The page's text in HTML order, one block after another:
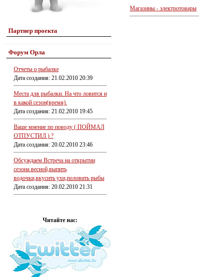
Партнер проекта
Форум Орла
Отчеты о рыбалке
Дата создания: 21.02.2010 20:39
Места для рыбалки. На что ловится и
в какой сезон(время).
Дата создания: 21.02.2010 19:45
Ваше мнение по поводу ( ПОЙМАЛ
ОТПУСТИЛ ) ?
Дата создания: 20.02.2010 23:46
Обсуждаем Встреча на открытии
сезона весной,выпить
водочки,вкусить ухи,половить рыбы
Дата создания: 20.02.2010 21:31
Читайте нас:
Магазины - электротовары